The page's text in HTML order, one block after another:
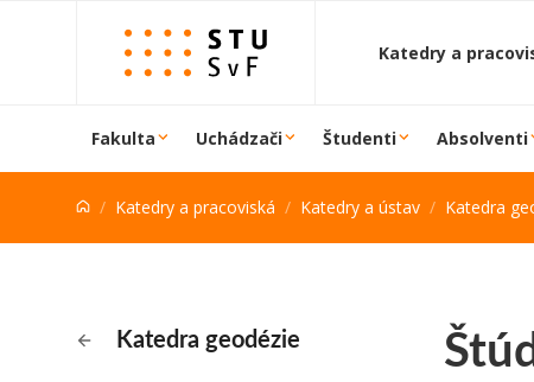
Prejsť na obsah
Katedry a
Fakulta Uchádzači Študenti Absolventi
Katedry a pracoviská Katedry a ústav Katedra
Katedra geodézie